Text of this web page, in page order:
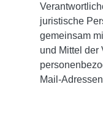
juristische
gemeinsam
und Mittel der
Mail-